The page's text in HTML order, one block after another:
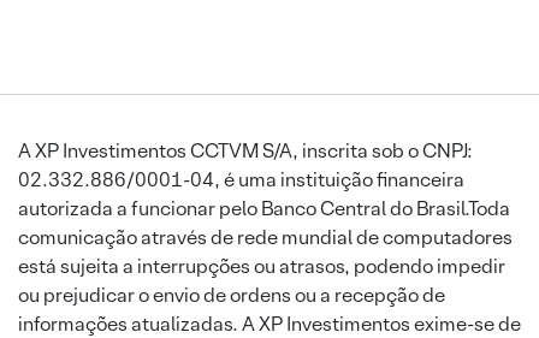
A XP Investimentos CCTVM S/A, inscrita sob o CNPJ:
02.332.886/0001-04, é uma instituição financeira
autorizada a funcionar pelo Banco Central do Brasil.Toda
comunicação através de rede mundial de computadores
está sujeita a interrupções ou atrasos, podendo impedir
ou prejudicar o envio de ordens ou a recepção de
informações atualizadas. A XP Investimentos exime-se de